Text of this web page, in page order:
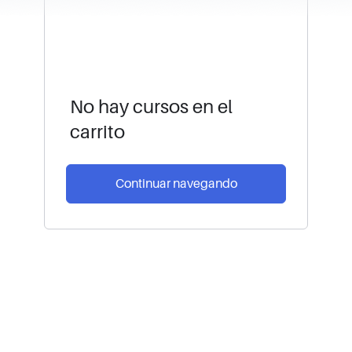
No hay cursos en el
carrito
Continuar navegando